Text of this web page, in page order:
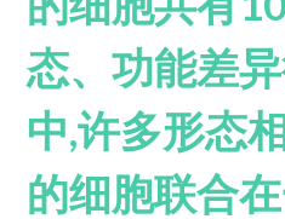
态、功能差
中,许多形态
的细胞联合